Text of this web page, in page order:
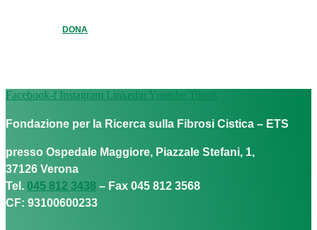
DONA
Facebook-f Instagram Linkedin Youtube Tiktok
Fondazione per la Ricerca sulla Fibrosi Cistica – ETS
presso Ospedale Maggiore, Piazzale Stefani, 1,
37126 Verona
Tel. 045 812 3438 – Fax 045 812 3568
CF: 93100600233